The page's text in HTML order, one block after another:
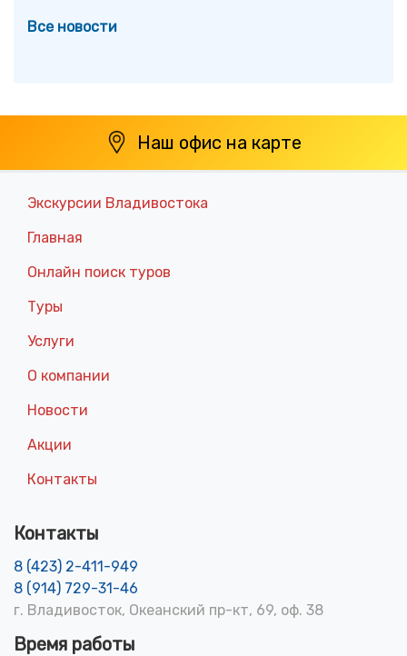
Все новости
Наш офис на карте
Экскурсии Владивостока
Главная
Онлайн поиск туров
Туры
Услуги
О компании
Новости
Акции
Контакты
Контакты
8 (423) 2-411-949
8 (914) 729-31-46
г. Владивосток, Океанский пр-кт, 69, оф. 38
Время работы